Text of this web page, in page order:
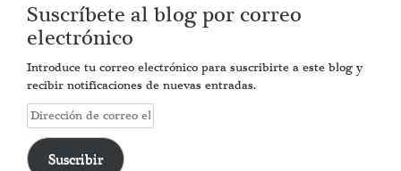
Suscríbete al blog por correo
electrónico
Introduce tu correo electrónico para suscribirte a este blog y
recibir notificaciones de nuevas entradas.
Dirección
de
correo
electrónico
Suscribir